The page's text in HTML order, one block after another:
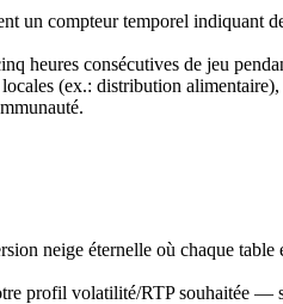
un compteur temporel indiquant
heures consécutives de jeu
(ex.: distribution
neige éternelle où chaque table
profil volatilité/RTP souhaitée —